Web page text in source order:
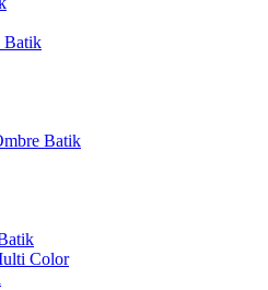
Batik
Batik
Color